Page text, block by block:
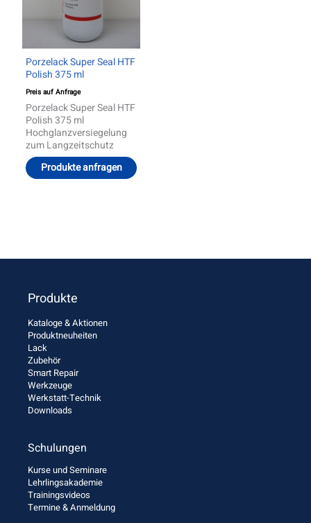
Porzelack Super Seal HTF
Polish 375 ml
Preis auf Anfrage
Porzelack Super Seal HTF
Polish 375 ml
Hochglanzversiegelung
zum Langzeitschutz
Produkte anfragen
Produkte
Kataloge & Aktionen
Produktneuheiten
Lack
Zubehör
Smart Repair
Werkzeuge
Werkstatt-Technik
Downloads
Schulungen
Kurse und Seminare
Lehrlingsakademie
Trainingsvideos
Termine & Anmeldung